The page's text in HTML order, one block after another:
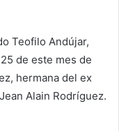
Teofilo Andújar,
de este mes de
hermana del ex
Alain Rodríguez.